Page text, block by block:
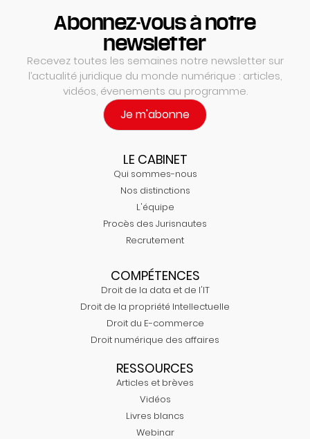
Abonnez-vous à notre
newsletter
Recevez toutes les semaines notre newsletter sur
l’actualité juridique du monde numérique : articles,
vidéos, évenements au programme.
Je m'abonne
LE CABINET
Qui sommes-nous
Nos distinctions
L'équipe
Procès des Jurisnautes
Recrutement
COMPÉTENCES
Droit de la data et de l'IT
Droit de la propriété Intellectuelle
Droit du E-commerce
Droit numérique des affaires
RESSOURCES
Articles et brèves
Vidéos
Livres blancs
Webinar